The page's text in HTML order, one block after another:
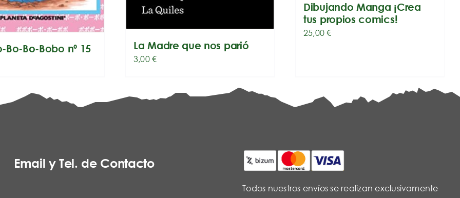
Bo-Bo-Bobo nº 15 La Madre que nos parió
3,00€
Dibujando Manga ¡Crea
tus propios comics!
25,00€
Email y Tel. de Contacto
Todos nuestros envíos se realizan exclusivamente